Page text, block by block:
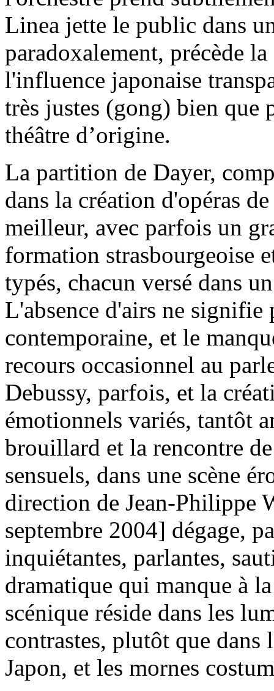
Linea jette le public dans
paradoxalement, précède
l'influence japonaise
très justes (gong) bien que
théâtre d’origine.
La partition de Dayer,
dans la création d'opéras
meilleur, avec parfois un
formation strasbourgeoise
typés, chacun versé dans
L'absence d'airs ne signifie
contemporaine, et le
recours occasionnel au
Debussy, parfois, et la
émotionnels variés, tantôt
brouillard et la rencontre
sensuels, dans une scène
direction de Jean-Philippe
septembre 2004] dégage,
inquiétantes, parlantes,
dramatique qui manque à
scénique réside dans les
contrastes, plutôt que dans
Japon, et les mornes